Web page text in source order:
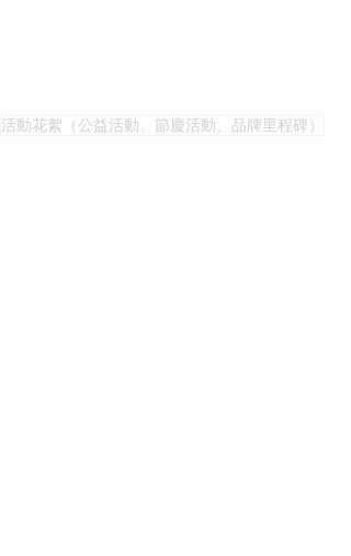
活動花絮（公益活動、節慶活動、品牌里程碑）